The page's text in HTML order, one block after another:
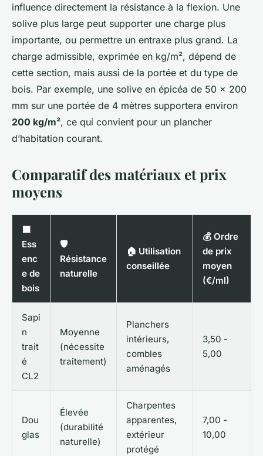
influence directement la résistance à la flexion. Une
solive plus large peut supporter une charge plus
importante, ou permettre un entraxe plus grand. La
charge admissible, exprimée en kg/m², dépend de
cette section, mais aussi de la portée et du type de
bois. Par exemple, une solive en épicéa de 50 x 200
mm sur une portée de 4 mètres supportera environ
200 kg/m², ce qui convient pour un plancher
d’habitation courant.
Comparatif des matériaux et prix
moyens
🟩
Ess
enc
e de
bois
🛡️
Résistance
naturelle
🏠 Utilisation
conseillée
💰 Ordre
de prix
moyen
(€/ml)
Sapi
n
trait
é
CL2
Moyenne
(nécessite
traitement)
Planchers
intérieurs,
combles
aménagés
3,50 -
5,00
Dou
glas
Élevée
(durabilité
naturelle)
Charpentes
apparentes,
extérieur
protégé
7,00 -
10,00